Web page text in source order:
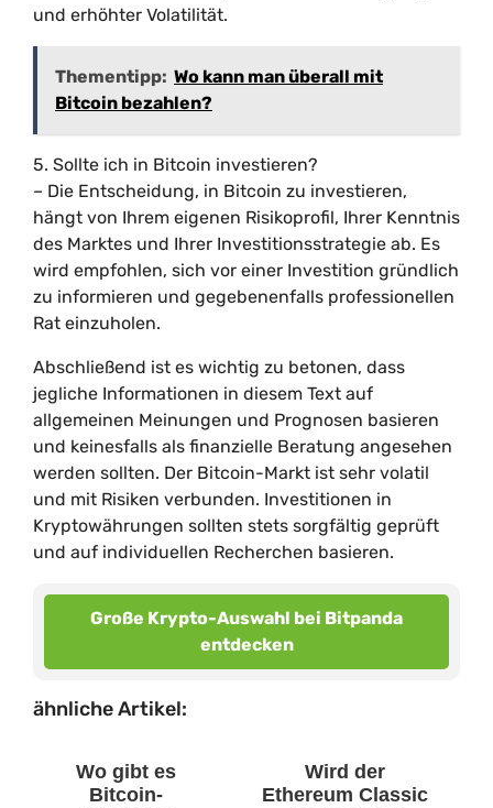
und erhöhter Volatilität.
Thementipp: Wo kann man überall mit
Bitcoin bezahlen?
5. Sollte ich in Bitcoin investieren?
– Die Entscheidung, in Bitcoin zu investieren,
hängt von Ihrem eigenen Risikoprofil, Ihrer Kenntnis
des Marktes und Ihrer Investitionsstrategie ab. Es
wird empfohlen, sich vor einer Investition gründlich
zu informieren und gegebenenfalls professionellen
Rat einzuholen.
Abschließend ist es wichtig zu betonen, dass
jegliche Informationen in diesem Text auf
allgemeinen Meinungen und Prognosen basieren
und keinesfalls als finanzielle Beratung angesehen
werden sollten. Der Bitcoin-Markt ist sehr volatil
und mit Risiken verbunden. Investitionen in
Kryptowährungen sollten stets sorgfältig geprüft
und auf individuellen Recherchen basieren.
Große Krypto-Auswahl bei Bitpanda
entdecken
ähnliche Artikel:
Wo gibt es
Bitcoin-
Wird der
Ethereum Classic